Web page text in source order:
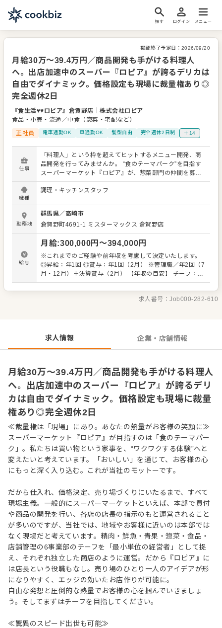
探す ログイン メニュー
掲載終了予定日： 2026/09/20
月給30万〜39.4万円／商品開発も手がける料理人
へ。出店加速中のスーパー『ロピア』が誇るデリカは
自由でダイナミック。価格設定も現場に裁量権あり◎
完全週休2日
『食生活♥♥ロピア』倉賀野店 ｜株式会社ロピア
食品・小売・流通／中食（惣菜・宅配など）
正社員
電車通勤OK 車通勤OK 髪型自由 完全週休2日制 ＋14
仕事
「料理人」という枠を超えてヒットするメニュー開発、商
品開発を行ってみませんか。 “食のテーマパーク”を目指す
スーパーマーケット『ロピア』が、惣菜部門の仲間を募集
します。 惣菜事業部では、自社で扱う多様な食材を、自在
に組み合わせてお惣菜を作ります。だから全重量700g超え
「キンパ」など、ユニークなヒット商品がいっぱい。 現場
に裁量権があり、生み出すお惣菜の種類はアイデア次第で
無限大。お客様の「わぁ！」と喜ぶ商品づくりがやりがい
です。 経験のある方は自由度高くご活躍できます。 スタッ
フの中には、和食料理人から入社8か月でチーフに就任。注
文を受けてから調理し、できたての惣菜を提供する
MTO（Made To Order）業態を運営し、今では業態展開の
中核メンバーとして活躍している人もいます。 「自分の色
り場をプロデュースしてみたい」という方との出会いを待
ってます。 自らファンを増やしていく、そんな「商売の原
ートブランドも考案できます） ・価格設定（店舗によって
価格が異なります） ・人材育成・採用など
職種
調理・キッチンスタッフ
勤務地
群馬県／高崎市
倉賀野町4691-1 ミスターマックス 倉賀野店
給与
月給:300,000円〜394,000円
※これまでのご経験や前年収を考慮して決定いたします。
◎昇給：年1回 ◎賞与：年1回（2月） ※管理職／年2回（7
月・12月）＋決算賞与（2月） 【年収の目安】 チーフ：平
均630万円 ※チーフ以上：700万円以上（平均年齢32歳）
※試用期間3ヶ月あり（期間中、条件変更なし） ※固定残
業代35時間分61,000円～80,300円を支給。超過分は別途支
求人番号：Job000-282-610
求人情報 企業・店舗情報
月給30万〜39.4万円／商品開発も手がける料理人
へ。出店加速中のスーパー『ロピア』が誇るデリ
カは自由でダイナミック。価格設定も現場に裁量
権あり◎完全週休2日
≪裁量権は「現場」にあり。あなたの熱量がお客様の笑顔に≫
スーパーマーケット『ロピア』が目指すのは「食のテーマパー
ク」。私たちは買い物という家事を、“ワクワクする体験”へと
変えたいと考えています。「おいしい」を通じて、お客様の心
にもっと深く入り込む。これが当社のモットーです。
だから仕入れ、価格決定、売り場づくりにいたるまで、すべて
現場主義。一般的にスーパーマーケットといえば、本部で買付
や商品の開発を行い、各店の店長の指示のもと運営されること
が多いのですが、当社では、地域やお客様に近いのは本部では
なく現場だと考えています。精肉・鮮魚・青果・惣菜・食品・
店舗管理の6事業部のチーフを「最小単位の経営者」として捉
え、それぞれ独立した商店のように運営。だから『ロピア』に
は店長という役職もなし。売り場のひとり一人のアイデアが形
になりやすく、エッジの効いたお店作りが可能に。
自由な発想と圧倒的な熱量でお客様の心を掴んでいきましょ
う。そしてまずはチーフを目指してください。
≪驚異のスピード出世も可能≫